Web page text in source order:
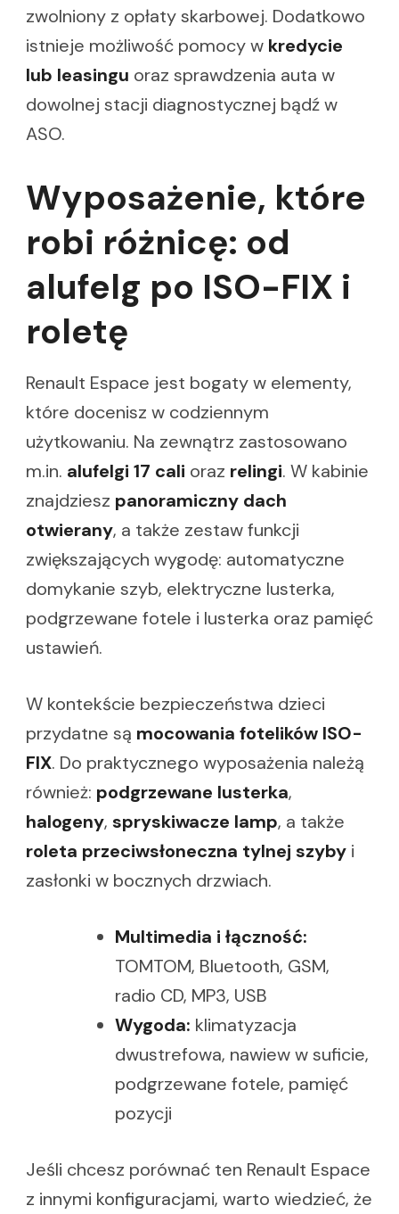
zwolniony z opłaty skarbowej. Dodatkowo
istnieje możliwość pomocy w kredycie
lub leasingu oraz sprawdzenia auta w
dowolnej stacji diagnostycznej bądź w
ASO.
Wyposażenie, które
robi różnicę: od
alufelg po ISO-FIX i
roletę
Renault Espace jest bogaty w elementy,
które docenisz w codziennym
użytkowaniu. Na zewnątrz zastosowano
m.in. alufelgi 17 cali oraz relingi. W kabinie
znajdziesz panoramiczny dach
otwierany, a także zestaw funkcji
zwiększających wygodę: automatyczne
domykanie szyb, elektryczne lusterka,
podgrzewane fotele i lusterka oraz pamięć
ustawień.
W kontekście bezpieczeństwa dzieci
przydatne są mocowania fotelików ISO-
FIX. Do praktycznego wyposażenia należą
również: podgrzewane lusterka,
halogeny, spryskiwacze lamp, a także
roleta przeciwsłoneczna tylnej szyby i
zasłonki w bocznych drzwiach.
Multimedia i łączność:
TOMTOM, Bluetooth, GSM,
radio CD, MP3, USB
Wygoda: klimatyzacja
dwustrefowa, nawiew w suficie,
podgrzewane fotele, pamięć
pozycji
Jeśli chcesz porównać ten Renault Espace
z innymi konfiguracjami, warto wiedzieć, że